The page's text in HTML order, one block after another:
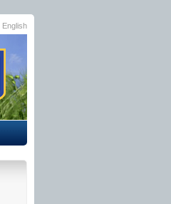
English